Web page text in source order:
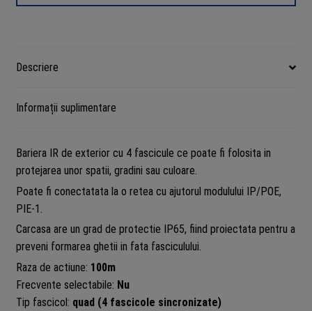
350QN
Descriere
Informații suplimentare
Bariera IR de exterior cu 4 fascicule ce poate fi folosita in
protejarea unor spatii, gradini sau culoare.
Poate fi conectatata la o retea cu ajutorul modulului IP/POE,
PIE-1.
Carcasa are un grad de protectie IP65, fiind proiectata pentru a
preveni formarea ghetii in fata fasciculului.
Raza de actiune: 100m
Frecvente selectabile: Nu
Tip fascicol: quad (4 fascicole sincronizate)